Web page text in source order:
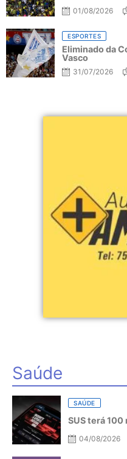
01/08/2026
ESPORTES
Eliminado da
Vasco
31/07/2026
Saúde
SAÚDE
SUS terá
04/08/2026